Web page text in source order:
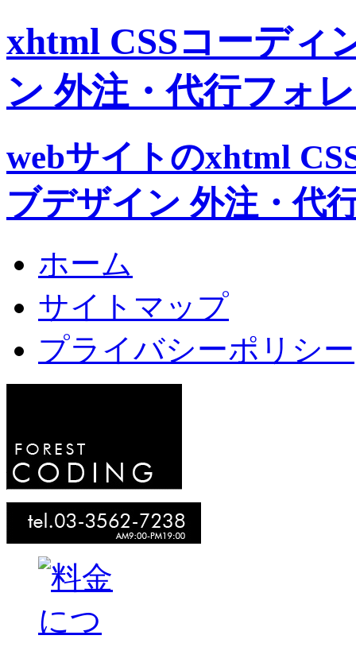
xhtml CSSコーディ
ン 外注・代行フォ
webサイトのxhtml
ブデザイン 外注・代
ホーム
サイトマップ
プライバシーポリシー